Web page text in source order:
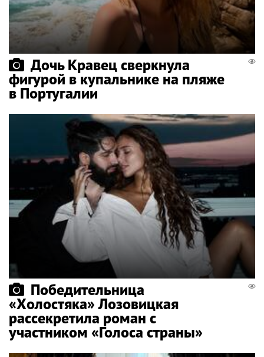
Дочь Кравец сверкнула
фигурой в купальнике на пляже
в Португалии
Победительница
«Холостяка» Лозовицкая
рассекретила роман с
участником «Голоса страны»